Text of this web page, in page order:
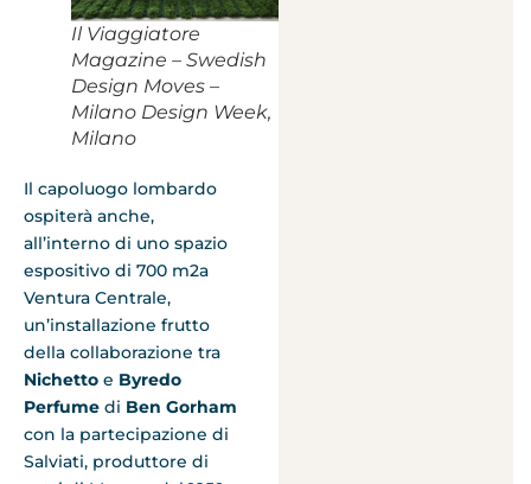
Il Viaggiatore
Magazine – Swedish
Design Moves –
Milano Design Week,
Milano
Il capoluogo lombardo
ospiterà anche,
all’interno di uno spazio
espositivo di 700 m2a
Ventura Centrale,
un’installazione frutto
della collaborazione tra
Nichetto e Byredo
Perfume di Ben Gorham
con la partecipazione di
Salviati, produttore di